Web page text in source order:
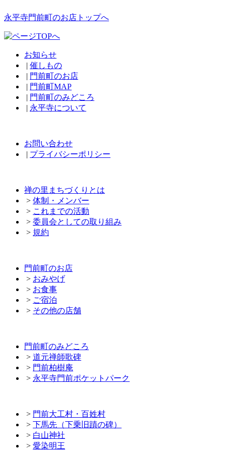
永平寺門前町のお店トップへ
お知らせ
| 催しもの
| 門前町のお店
| 門前町MAP
| 門前町のみどころ
| 永平寺について
お問い合わせ
| プライバシーポリシー
禅の里まちづくりとは
> 体制・メンバー
> これまでの活動
> 委員会としての取り組み
> 規約
門前町のお店
> おみやげ
> お食事
> ご宿泊
> その他の店舗
門前町のみどころ
> 道元禅師歌碑
> 門前柏樹庵
> 永平寺門前ポケットパーク
> 門前大工村・百姓村
> 下馬先（下乗旧蹟の碑）
> 白山神社
> 愛染明王